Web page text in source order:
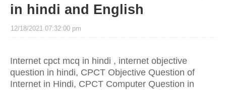
in hindi and English
12/18/2021 07:32:00 pm
Internet cpct mcq in hindi , internet objective
question in hindi, CPCT Objective Question of
Internet in Hindi, CPCT Computer Question in